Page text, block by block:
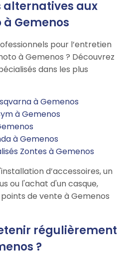
alternatives aux
Gemenos
pour l’entretien
à Gemenos ? Découvrez
dans les plus
à Gemenos
à Gemenos
à Gemenos
Zontes à Gemenos
d’accessoires, un
ou l'achat d'un casque,
de vente à Gemenos
régulièrement
?